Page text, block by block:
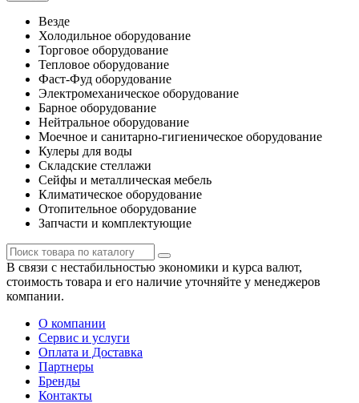
Везде
Холодильное оборудование
Торговое оборудование
Тепловое оборудование
Фаст-Фуд оборудование
Электромеханическое оборудование
Барное оборудование
Нейтральное оборудование
Моечное и санитарно-гигиеническое оборудование
Кулеры для воды
Складские стеллажи
Сейфы и металлическая мебель
Климатическое оборудование
Отопительное оборудование
Запчасти и комплектующие
В связи с нестабильностью экономики и курса валют,
стоимость товара и его наличие уточняйте у менеджеров
компании.
О компании
Сервис и услуги
Оплата и Доставка
Партнеры
Бренды
Контакты